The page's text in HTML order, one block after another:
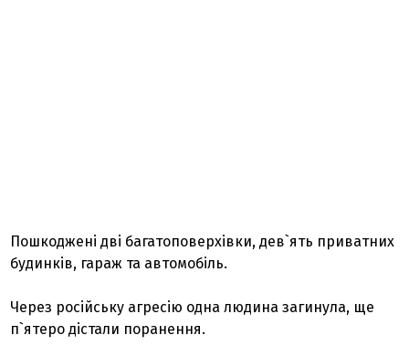
Пошкоджені дві багатоповерхівки, дев`ять приватних
будинків, гараж та автомобіль.
Через російську агресію одна людина загинула, ще
п`ятеро дістали поранення.